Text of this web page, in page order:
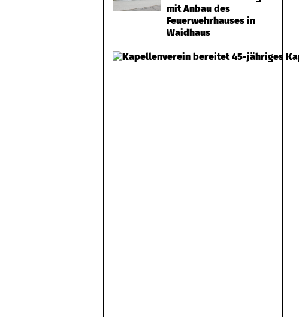
mit Anbau des
Feuerwehrhauses in
Waidhaus